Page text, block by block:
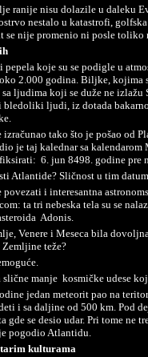
ranije nisu dolazile u daleku
nestalo u katastrofi,
nije promenio ni posle toliko
koje su se podigle u
2.000 godina. Biljke, kojima
sa ljudima koji se duže ne
bledoliki ljudi, iz dotada
tako što je pošao od
je taj kalednar sa
fiksirati: 6. jun 8498. godine pre
Atlantide? Sličnost u tim
povezati i interesantna
ta tri nebeska tela su se
Adonis.
Venere i Meseca bila
teže?
slične manje kosmičke udese
jedan meteorit pao na
i sa daljine od 500 km. Pod
gde se desio udar. Pri tome
pogodio Atlantidu.
kulturama